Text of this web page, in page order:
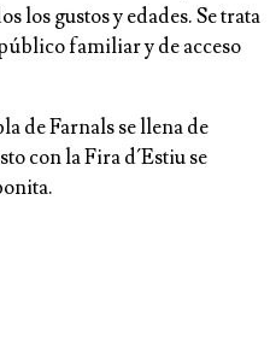
los gustos y edades. Se trata
familiar y de acceso
de Farnals se llena de
con la Fira d´Estiu se